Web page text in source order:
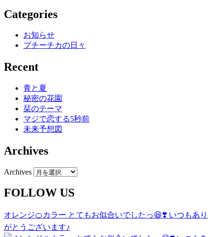
Categories
お知らせ
プチーチカの日々
Recent
青と夏
秘密の花園
栞のテーマ
マジで恋する5秒前
未来予想図
Archives
Archives
FOLLOW US
オレンジ🍊カラー とてもお似合いでしたっ😆❣️ いつもあり
がとうございます♪